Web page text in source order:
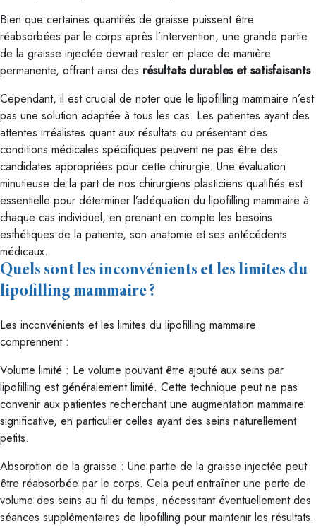
Bien que certaines quantités de graisse puissent être
réabsorbées par le corps après l’intervention, une grande partie
de la graisse injectée devrait rester en place de manière
permanente, offrant ainsi des résultats durables et satisfaisants.
Cependant, il est crucial de noter que le lipofilling mammaire n’est
pas une solution adaptée à tous les cas. Les patientes ayant des
attentes irréalistes quant aux résultats ou présentant des
conditions médicales spécifiques peuvent ne pas être des
candidates appropriées pour cette chirurgie. Une évaluation
minutieuse de la part de nos chirurgiens plasticiens qualifiés est
essentielle pour déterminer l’adéquation du lipofilling mammaire à
chaque cas individuel, en prenant en compte les besoins
esthétiques de la patiente, son anatomie et ses antécédents
médicaux.
Quels sont les inconvénients et les limites du
lipofilling mammaire ?
Les inconvénients et les limites du lipofilling mammaire
comprennent :
Volume limité : Le volume pouvant être ajouté aux seins par
lipofilling est généralement limité. Cette technique peut ne pas
convenir aux patientes recherchant une augmentation mammaire
significative, en particulier celles ayant des seins naturellement
petits.
Absorption de la graisse : Une partie de la graisse injectée peut
être réabsorbée par le corps. Cela peut entraîner une perte de
volume des seins au fil du temps, nécessitant éventuellement des
séances supplémentaires de lipofilling pour maintenir les résultats.